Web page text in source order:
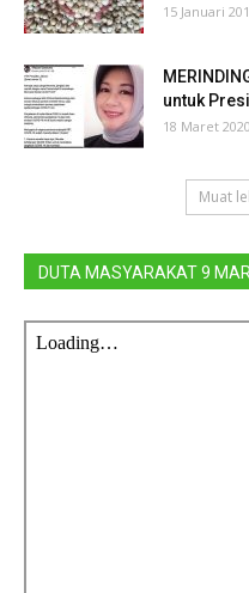
15 Januari
untuk
18 Maret 2020
Muat
DUTA MASYARAKAT 9